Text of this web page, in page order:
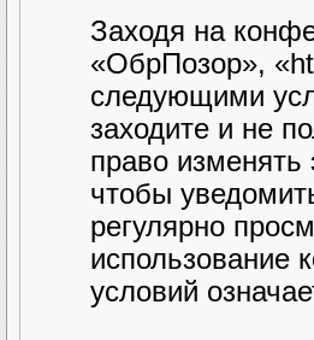
Заходя на
«ОбрПозор»,
следующими
заходите и не
право
чтобы
регулярно
использование
условий